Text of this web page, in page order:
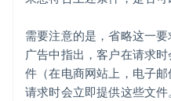
需要注意的是，省略这一
广告中指出，客户在请求
件（在电商网站上，电子
请求时会立即提供这些文